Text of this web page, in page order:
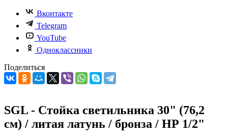
Вконтакте
Telegram
YouTube
Одноклассники
Поделиться
SGL - Стойка светильника 30" (76,2
см) / литая латунь / бронза / НР 1/2"